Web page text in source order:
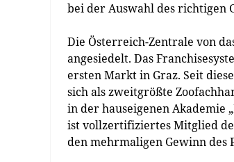
bei der Auswahl des richtigen
Die Österreich-Zentrale von
angesiedelt. Das
ersten Markt in Graz. Seit
sich als zweitgrößte
in der hauseigenen Akademie
ist vollzertifiziertes Mitglied
den mehrmaligen Gewinn des